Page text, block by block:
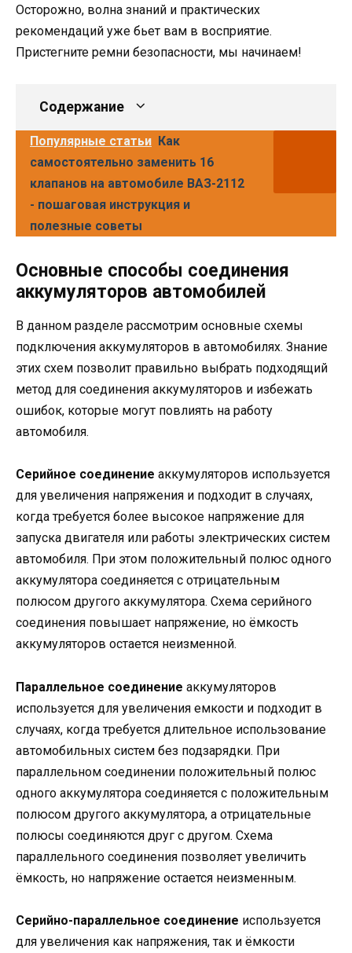
Осторожно, волна знаний и практических
рекомендаций уже бьет вам в восприятие.
Пристегните ремни безопасности, мы начинаем!
Содержание
Популярные статьи Как
самостоятельно заменить 16
клапанов на автомобиле ВАЗ-2112
- пошаговая инструкция и
полезные советы
Основные способы соединения
аккумуляторов автомобилей
В данном разделе рассмотрим основные схемы
подключения аккумуляторов в автомобилях. Знание
этих схем позволит правильно выбрать подходящий
метод для соединения аккумуляторов и избежать
ошибок, которые могут повлиять на работу
автомобиля.
Серийное соединение аккумуляторов используется
для увеличения напряжения и подходит в случаях,
когда требуется более высокое напряжение для
запуска двигателя или работы электрических систем
автомобиля. При этом положительный полюс одного
аккумулятора соединяется с отрицательным
полюсом другого аккумулятора. Схема серийного
соединения повышает напряжение, но ёмкость
аккумуляторов остается неизменной.
Параллельное соединение аккумуляторов
используется для увеличения емкости и подходит в
случаях, когда требуется длительное использование
автомобильных систем без подзарядки. При
параллельном соединении положительный полюс
одного аккумулятора соединяется с положительным
полюсом другого аккумулятора, а отрицательные
полюсы соединяются друг с другом. Схема
параллельного соединения позволяет увеличить
ёмкость, но напряжение остается неизменным.
Серийно-параллельное соединение используется
для увеличения как напряжения, так и ёмкости